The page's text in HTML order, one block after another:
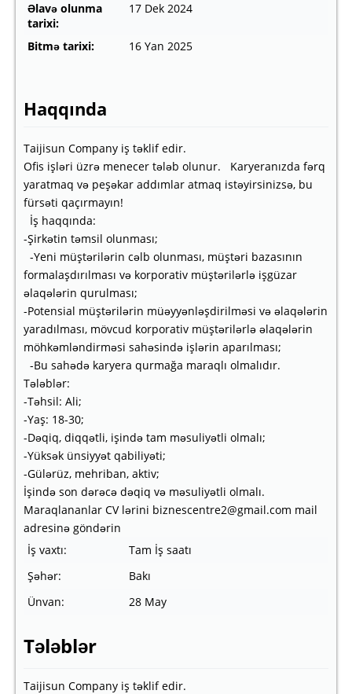
Əlavə olunma
tarixi:
17 Dek 2024
Bitmə tarixi: 16 Yan 2025
Haqqında
Taijisun Company iş təklif edir.
Ofis işləri üzrə menecer tələb olunur. Karyeranızda fərq
yaratmaq və peşəkar addımlar atmaq istəyirsinizsə, bu
fürsəti qaçırmayın!
İş haqqında:
-Şirkətin təmsil olunması;
-Yeni müştərilərin cəlb olunması, müştəri bazasının
formalaşdırılması və korporativ müştərilərlə işgüzar
əlaqələrin qurulması;
-Potensial müştərilərin müəyyənləşdirilməsi və əlaqələrin
yaradılması, mövcud korporativ müştərilərlə əlaqələrin
möhkəmləndirməsi sahəsində işlərin aparılması;
-Bu sahədə karyera qurmağa maraqlı olmalıdır.
Tələblər:
-Təhsil: Ali;
-Yaş: 18-30;
-Dəqiq, diqqətli, işində tam məsuliyətli olmalı;
-Yüksək ünsiyyət qabiliyəti;
-Gülərüz, mehriban, aktiv;
İşində son dərəcə dəqiq və məsuliyətli olmalı.
Maraqlananlar CV lərini biznescentre2@gmail.com mail
adresinə göndərin
İş vaxtı:
Tam İş saatı
Şəhər:
Bakı
Ünvan:
28 May
Tələblər
Taijisun Company iş təklif edir.